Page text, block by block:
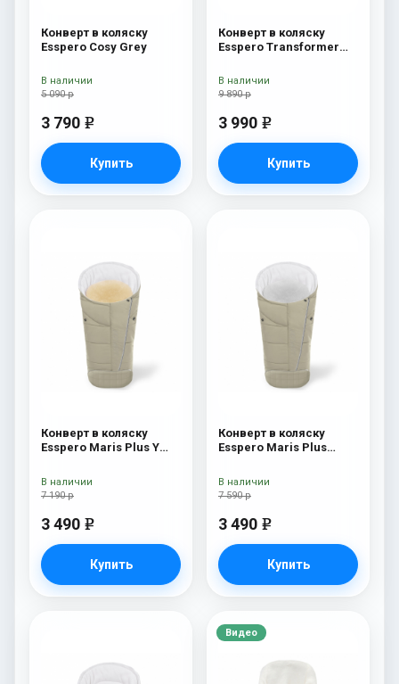
Конверт в коляску
Esspero Cosy Grey
5 090 р
3 790 e
Купить
В наличии
Конверт в коляску
Esspero Transformer
100% шерсть) Beige
9 890 р
3 990 e
Купить
В наличии
Конверт в коляску
Esspero Maris Plus Y
мех) Beige
7 190 р
3 490 e
Купить
В наличии
Конверт в коляску
Esspero Maris Plus
7 590 р
3 490 e
Купить
В наличии
Видео